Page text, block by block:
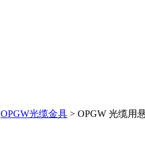
OPGW光缆金具 > OPGW 光缆用